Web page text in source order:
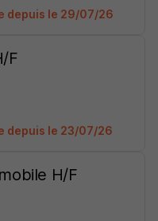
depuis le 29/07/26
F
depuis le 23/07/26
H/F